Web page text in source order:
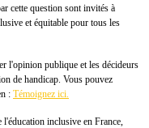
cette question sont invités à
et équitable pour tous les
l'opinion publique et les décideurs
de handicap. Vous pouvez
: Témoignez ici.
inclusive en France,